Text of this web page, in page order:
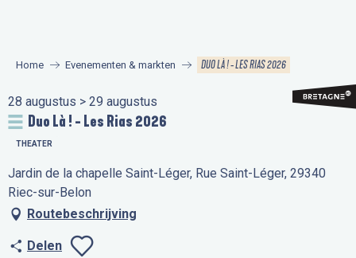
principal
Home Evenementen & markten DUO LÀ ! - LES RIAS 2026
28 augustus > 29 augustus
Duo Là ! - Les Rias 2026
THEATER
Jardin de la chapelle Saint-Léger, Rue Saint-Léger, 29340
Riec-sur-Belon
Routebeschrijving
Delen